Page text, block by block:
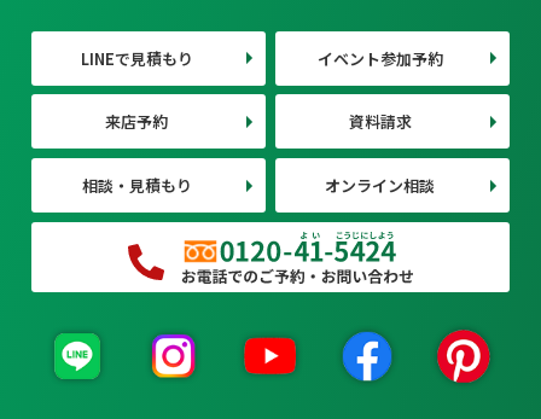
LINEで見積もり イベント参加予約
来店予約 資料請求
相談・見積もり オンライン相談